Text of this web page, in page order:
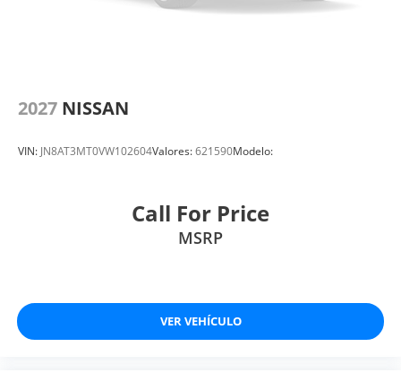
2027 NISSAN
VIN: JN8AT3MT0VW102604Valores:621590Modelo:
Call For Price
MSRP
VER VEHÍCULO